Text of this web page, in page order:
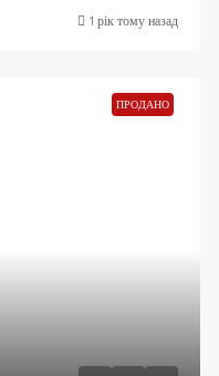
1 рік тому назад
ПРОДАНО